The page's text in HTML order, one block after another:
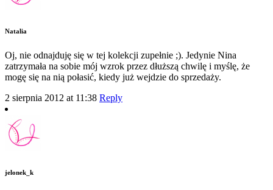
Natalia
Oj, nie odnajduję się w tej kolekcji zupełnie ;). Jedynie Nina
zatrzymała na sobie mój wzrok przez dłuższą chwilę i myślę, że
mogę się na nią połasić, kiedy już wejdzie do sprzedaży.
2 sierpnia 2012 at 11:38 Reply
jelonek_k